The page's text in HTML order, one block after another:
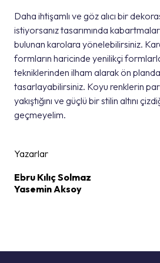
Daha ihtişamlı ve göz alıcı bir
istiyorsanız tasarımında kabartmalar
bulunan karolara yönelebilirsiniz.
formların haricinde yenilikçi
tekniklerinden ilham alarak ön
tasarlayabilirsiniz. Koyu renklerin
yakıştığını ve güçlü bir stilin altını
geçmeyelim.
Yazarlar
Ebru Kılıç Solmaz
Yasemin Aksoy